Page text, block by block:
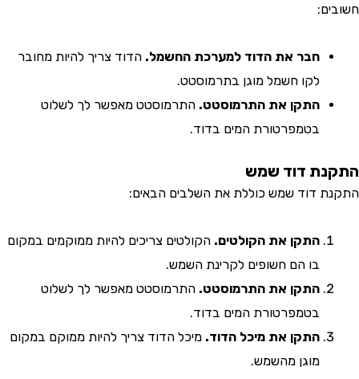
חבר את הדוד למערכת החשמל.הדוד צריך להיות מחובר
לקו חשמל מוגן בתרמוסטט.
התקן את התרמוסטט.התרמוסטט מאפשר לך לשלוט
בטמפרטורת המים בדוד.
דוד שמש
דוד שמש כוללת את השלבים הבאים:
התקן את הקולטים.הקולטים צריכים להיות ממוקמים במקום
בו הם חשופים לקרינת השמש.
התקן את התרמוסטט.התרמוסטט מאפשר לך לשלוט
בטמפרטורת המים בדוד.
התקן את מיכל הדוד.מיכל הדוד צריך להיות ממוקם במקום
מוגן מהשמש.